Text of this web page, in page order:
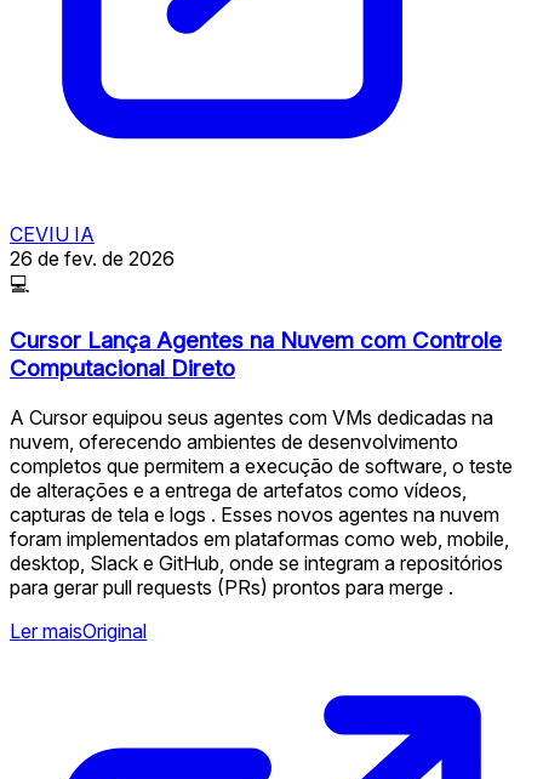
CEVIU IA
26 de fev. de 2026
💻
Cursor Lança Agentes na Nuvem com Controle
Computacional Direto
A Cursor equipou seus agentes com VMs dedicadas na
nuvem, oferecendo ambientes de desenvolvimento
completos que permitem a execução de software, o teste
de alterações e a entrega de artefatos como vídeos,
capturas de tela e logs . Esses novos agentes na nuvem
foram implementados em plataformas como web, mobile,
desktop, Slack e GitHub, onde se integram a repositórios
para gerar pull requests (PRs) prontos para merge .
Ler maisOriginal